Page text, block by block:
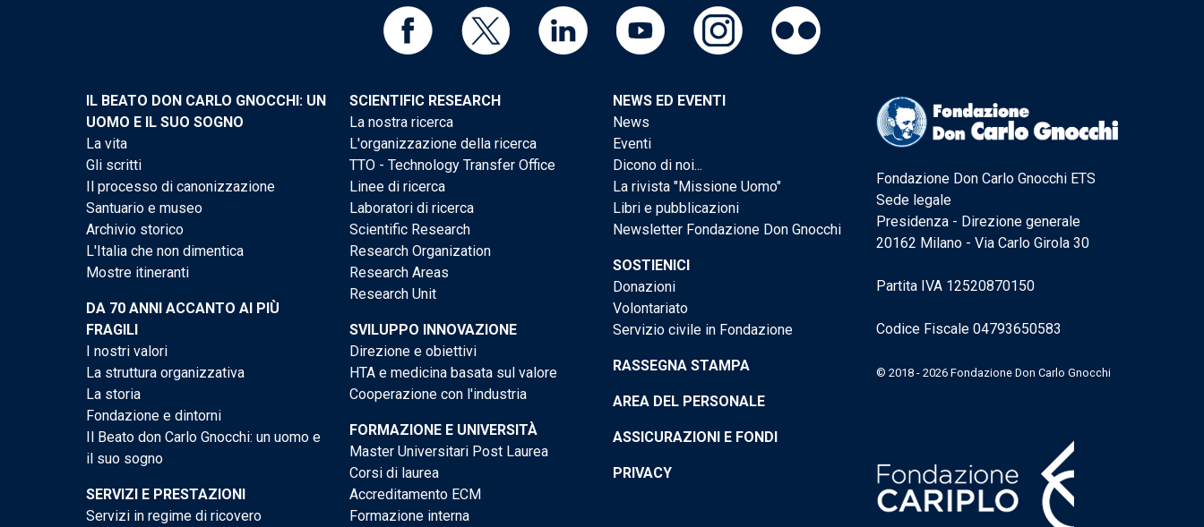
IL BEATO DON CARLO GNOCCHI: UN
UOMO E IL SUO SOGNO
La vita
Gli scritti
Il processo di canonizzazione
Santuario e museo
Archivio storico
L'Italia che non dimentica
Mostre itineranti
DA 70 ANNI ACCANTO AI PIÙ
FRAGILI
I nostri valori
La struttura organizzativa
La storia
Fondazione e dintorni
Il Beato don Carlo Gnocchi: un uomo e
il suo sogno
SERVIZI E PRESTAZIONI
Servizi in regime di ricovero
SCIENTIFIC RESEARCH
La nostra ricerca
L'organizzazione della ricerca
TTO - Technology Transfer Office
Linee di ricerca
Laboratori di ricerca
Scientific Research
Research Organization
Research Areas
Research Unit
SVILUPPO INNOVAZIONE
Direzione e obiettivi
HTA e medicina basata sul valore
Cooperazione con l'industria
FORMAZIONE E UNIVERSITÀ
Master Universitari Post Laurea
Corsi di laurea
Accreditamento ECM
Formazione interna
NEWS ED EVENTI
News
Eventi
Dicono di noi...
La rivista "Missione Uomo"
Libri e pubblicazioni
Newsletter Fondazione Don Gnocchi
SOSTIENICI
Donazioni
Volontariato
Servizio civile in Fondazione
RASSEGNA STAMPA
AREA DEL PERSONALE
ASSICURAZIONI E FONDI
PRIVACY
Fondazione Don Carlo Gnocchi ETS
Sede legale
Presidenza - Direzione generale
20162 Milano - Via Carlo Girola 30
Partita IVA 12520870150
Codice Fiscale 04793650583
© 2018 - 2026 Fondazione Don Carlo Gnocchi